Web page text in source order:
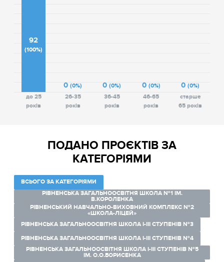
92
(100%)
0(0%) 0(0%) 0 (0%) 0(0%)
до 25
років
26-35
років
36-45
років
46-65
років
старше
65 років
ПОДАНО ПРОЄКТІВ ЗА
КАТЕГОРІЯМИ
ВСЬОГО ЗА КАТЕГОРІЯМИ
РІВНЕНСЬКА ЗАГАЛЬНООСВІТНЯ ШКОЛА №1 ІМ.
В.КОРОЛЕНКА
РІВНЕНСЬКИЙ НАВЧАЛЬНО-ВИХОВНИЙ КОМПЛЕКС №2
«ШКОЛА-ЛІЦЕЙ»
РІВНЕНСЬКА ЗАГАЛЬНООСВІТНЯ ШКОЛА І-ІІІ СТУПЕНІВ №3
РІВНЕНСЬКА ЗАГАЛЬНООСВІТНЯ ШКОЛА І-ІІІ СТУПЕНІВ №4
РІВНЕНСЬКА ЗАГАЛЬНООСВІТНЯ ШКОЛА І-ІІІ СТУПЕНІВ №5
ІМ. О.О.БОРИСЕНКА